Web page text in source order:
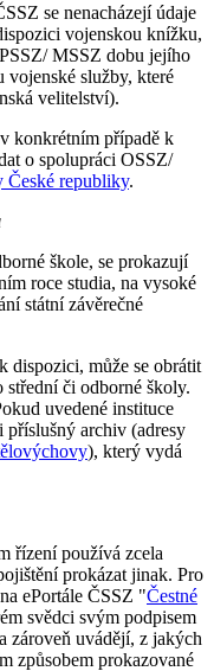
se nenacházejí údaje
vojenskou knížku,
MSSZ dobu jejího
služby, které
velitelství).
konkrétním případě k
o spolupráci OSSZ/
České republiky.
škole, se prokazují
roce studia, na vysoké
státní závěrečné
dispozici, může se obrátit
či odborné školy.
uvedené instituce
archiv (adresy
), který vydá
řízení používá zcela
prokázat jinak. Pro
ePortále ČSSZ "Čestné
svědci svým podpisem
zároveň uvádějí, z jakých
způsobem prokazované